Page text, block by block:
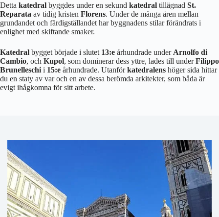
Detta katedral byggdes under en sekund katedral tillägnad St.
Reparata av tidig kristen Florens. Under de många åren mellan
grundandet och färdigställandet har byggnadens stilar förändrats i
enlighet med skiftande smaker.
Katedral bygget började i slutet 13:e århundrade under Arnolfo di
Cambio, och Kupol, som dominerar dess yttre, lades till underFilippo
Brunelleschi i 15:e århundrade. Utanförkatedralens höger sida hittar
du en staty av var och en av dessa berömda arkitekter, som båda är
evigt ihågkomna för sitt arbete.